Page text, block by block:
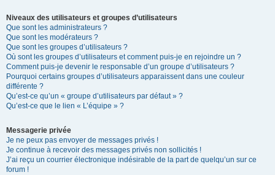
Niveaux des utilisateurs et groupes d’utilisateurs
Que sont les administrateurs ?
Que sont les modérateurs ?
Que sont les groupes d’utilisateurs ?
Où sont les groupes d’utilisateurs et comment puis-je en rejoindre un ?
Comment puis-je devenir le responsable d’un groupe d’utilisateurs ?
Pourquoi certains groupes d’utilisateurs apparaissent dans une couleur
différente ?
Qu’est-ce qu’un « groupe d’utilisateurs par défaut » ?
Qu’est-ce que le lien « L’équipe » ?
Messagerie privée
Je ne peux pas envoyer de messages privés !
Je continue à recevoir des messages privés non sollicités !
J’ai reçu un courrier électronique indésirable de la part de quelqu’un sur ce
forum !